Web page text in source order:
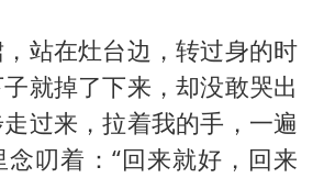
站在灶台边，转过身的时
就掉了下来，却没敢哭出
过来，拉着我的手，一遍
叨着：“回来就好，回来